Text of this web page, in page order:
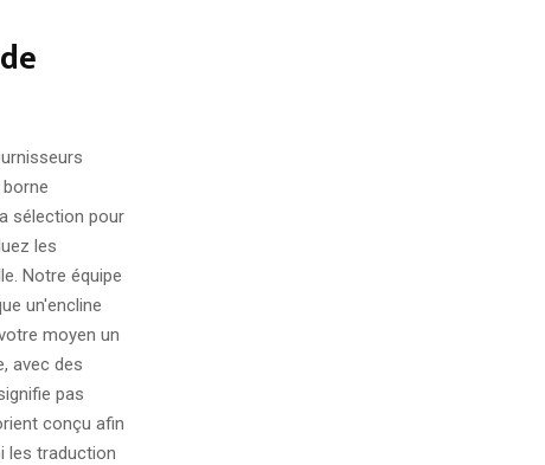
sélection pour
les
Notre équipe
un'encline
moyen un
avec des
pas
conçu afin
les traduction